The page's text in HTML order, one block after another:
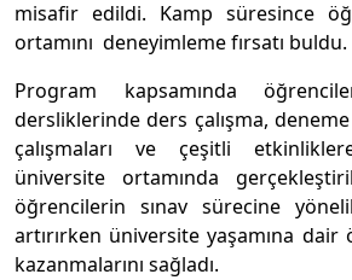
misafir edildi. Kamp süresince
ortamını deneyimleme fırsatı buldu.
Program kapsamında
dersliklerinde ders çalışma,
çalışmaları ve çeşitli
üniversite ortamında
öğrencilerin sınav sürecine
artırırken üniversite yaşamına
kazanmalarını sağladı.